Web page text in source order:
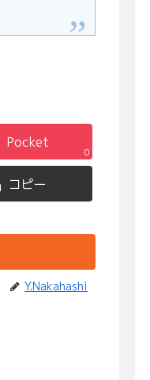
Pocket
0
コピー
Y.Nakahashi